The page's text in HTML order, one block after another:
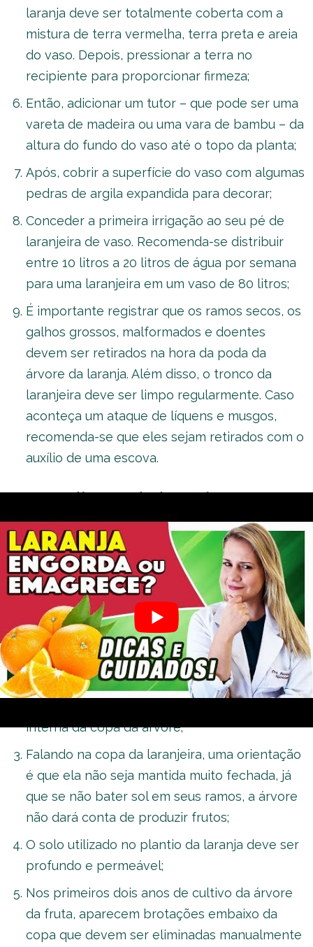
laranja deve ser totalmente coberta com a
mistura de terra vermelha, terra preta e areia
do vaso. Depois, pressionar a terra no
recipiente para proporcionar firmeza;
Então, adicionar um tutor – que pode ser uma
vareta de madeira ou uma vara de bambu – da
altura do fundo do vaso até o topo da planta;
Após, cobrir a superfície do vaso com algumas
pedras de argila expandida para decorar;
Conceder a primeira irrigação ao seu pé de
laranjeira de vaso. Recomenda-se distribuir
entre 10 litros a 20 litros de água por semana
para uma laranjeira em um vaso de 80 litros;
É importante registrar que os ramos secos, os
galhos grossos, malformados e doentes
devem ser retirados na hora da poda da
árvore da laranja. Além disso, o tronco da
laranjeira deve ser limpo regularmente. Caso
aconteça um ataque de líquens e musgos,
recomenda-se que eles sejam retirados com o
auxílio de uma escova.
Outras dicas e dados sobre como
plantar laranjeira em casa
A temperatura considerada ideal para o cultivo
da laranjeira fica entre os 23º C e os 32º C;
A área em que a laranja será cultivada deve
contar com uma boa incidência de luz solar
porque a luminosidade contribuir com a
produção de vitamina C. Por isso, recomenda-
se fazer uma poda de limpeza na laranjeira
interna da copa da árvore;
Falando na copa da laranjeira, uma orientação
é que ela não seja mantida muito fechada, já
que se não bater sol em seus ramos, a árvore
não dará conta de produzir frutos;
O solo utilizado no plantio da laranja deve ser
profundo e permeável;
Nos primeiros dois anos de cultivo da árvore
da fruta, aparecem brotações embaixo da
copa que devem ser eliminadas manualmente